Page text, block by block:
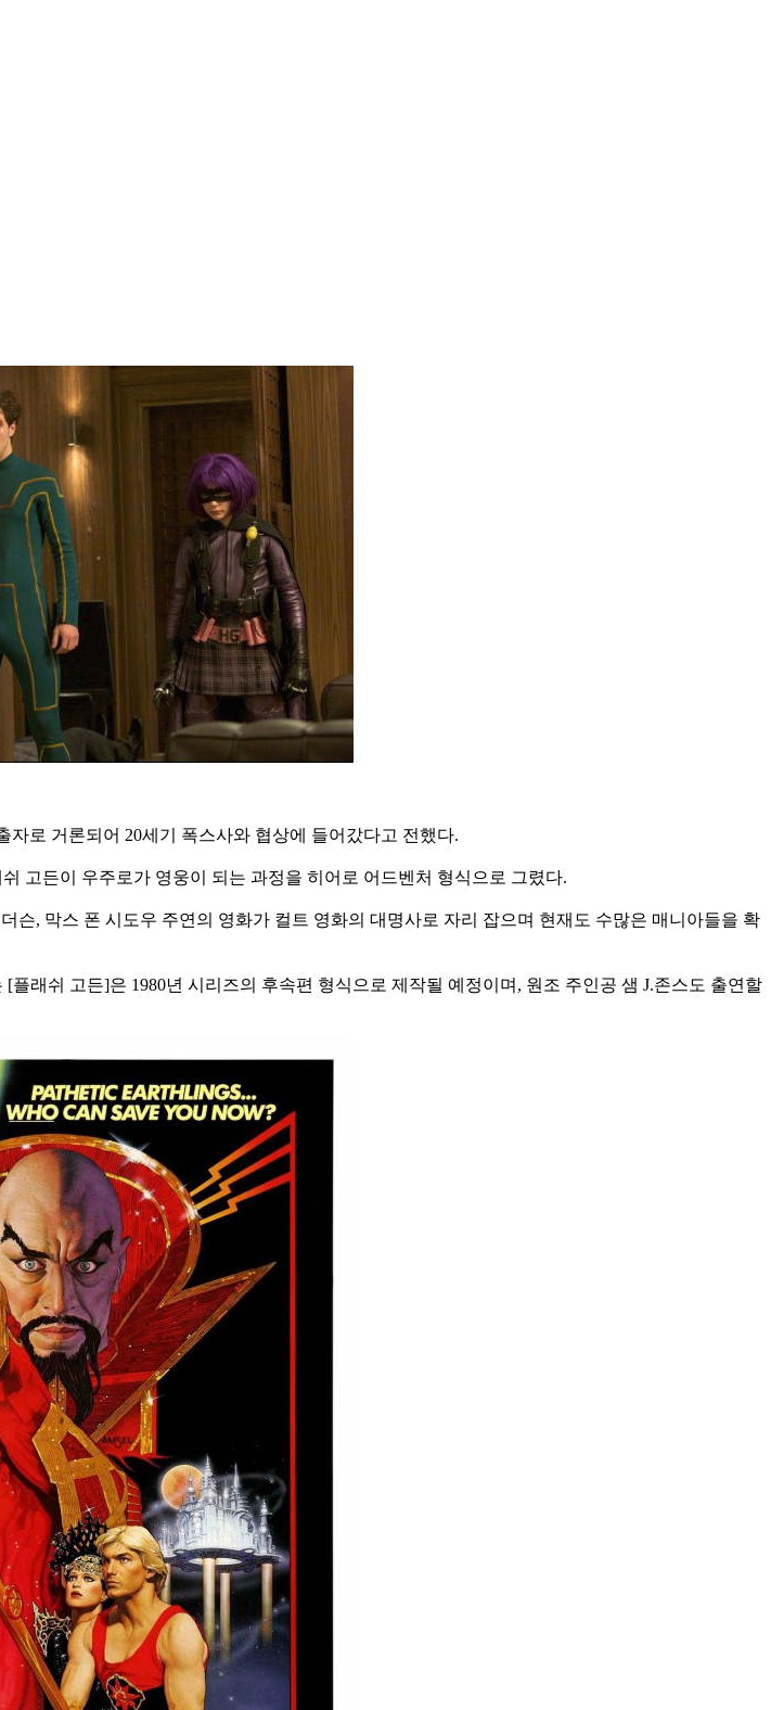
로 거론되어 20세기 폭스사와 협상에 들어갔다고 전했다.
고든이 우주로가 영웅이 되는 과정을 히어로 어드벤처 형식으로 그렸다.
슨, 막스 폰 시도우 주연의 영화가 컬트 영화의 대명사로 자리 잡으며 현재도 수많은 매니아들을 확
래쉬 고든]은 1980년 시리즈의 후속편 형식으로 제작될 예정이며, 원조 주인공 샘 J.존스도 출연할